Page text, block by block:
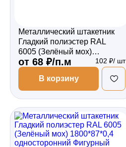
Металлический штакетник
Гладкий полиэстер RAL
6005 (Зелёный мох)
1500*87*0,4 односторонний
Прямой
от 68 ₽/п.м 102 ₽/ шт
В корзину